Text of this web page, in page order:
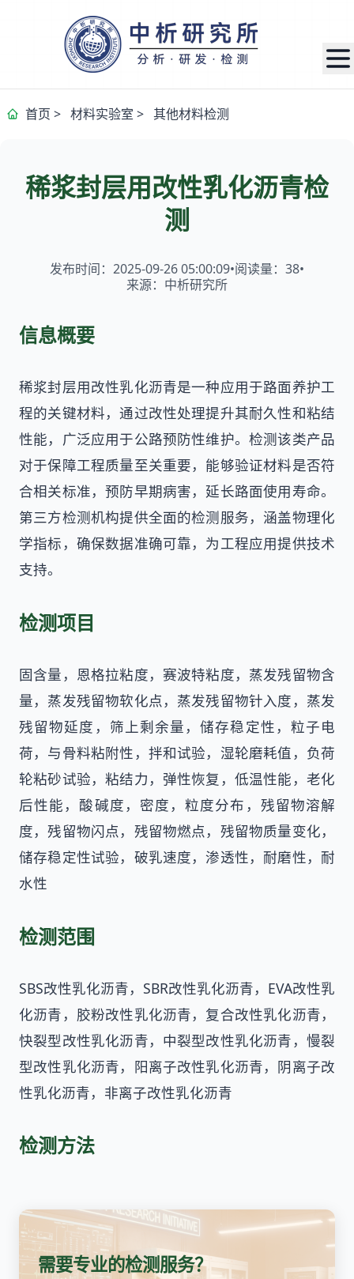
首页 > 材料实验室 > 其他材料检测
稀浆封层用改性乳化沥青检
测
发布时间：2025-09-26 05:00:09•阅读量： 38•
来源：中析研究所
信息概要
稀浆封层用改性乳化沥青是一种应用于路面养护工
程的关键材料，通过改性处理提升其耐久性和粘结
性能，广泛应用于公路预防性维护。检测该类产品
对于保障工程质量至关重要，能够验证材料是否符
合相关标准，预防早期病害，延长路面使用寿命。
第三方检测机构提供全面的检测服务，涵盖物理化
学指标，确保数据准确可靠，为工程应用提供技术
支持。
检测项目
固含量，恩格拉粘度，赛波特粘度，蒸发残留物含
量，蒸发残留物软化点，蒸发残留物针入度，蒸发
残留物延度，筛上剩余量，储存稳定性，粒子电
荷，与骨料粘附性，拌和试验，湿轮磨耗值，负荷
轮粘砂试验，粘结力，弹性恢复，低温性能，老化
后性能，酸碱度，密度，粒度分布，残留物溶解
度，残留物闪点，残留物燃点，残留物质量变化，
储存稳定性试验，破乳速度，渗透性，耐磨性，耐
水性
检测范围
SBS改性乳化沥青，SBR改性乳化沥青，EVA改性乳
化沥青，胶粉改性乳化沥青，复合改性乳化沥青，
快裂型改性乳化沥青，中裂型改性乳化沥青，慢裂
型改性乳化沥青，阳离子改性乳化沥青，阴离子改
性乳化沥青，非离子改性乳化沥青
检测方法
需要专业的检测服务？